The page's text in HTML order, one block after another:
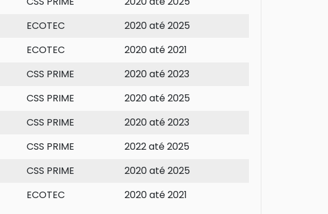
ECOTEC
2020 até 2025
ECOTEC
2020 até 2021
CSS PRIME
2020 até 2023
CSS PRIME
2020 até 2025
CSS PRIME
2020 até 2023
CSS PRIME
2022 até 2025
CSS PRIME
2020 até 2025
ECOTEC 2020 até 2021